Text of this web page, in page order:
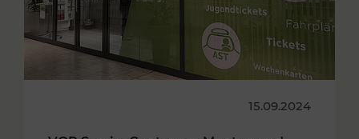
15.09.2024